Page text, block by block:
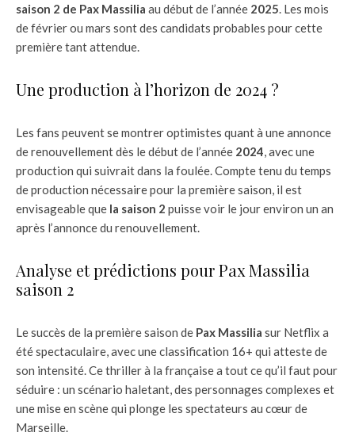
saison 2 de Pax Massilia au début de l’année 2025. Les mois
de février ou mars sont des candidats probables pour cette
première tant attendue.
Une production à l’horizon de 2024 ?
Les fans peuvent se montrer optimistes quant à une annonce
de renouvellement dès le début de l’année 2024, avec une
production qui suivrait dans la foulée. Compte tenu du temps
de production nécessaire pour la première saison, il est
envisageable que la saison 2 puisse voir le jour environ un an
après l’annonce du renouvellement.
Analyse et prédictions pour Pax Massilia
saison 2
Le succès de la première saison de Pax Massilia sur Netflix a
été spectaculaire, avec une classification 16+ qui atteste de
son intensité. Ce thriller à la française a tout ce qu’il faut pour
séduire : un scénario haletant, des personnages complexes et
une mise en scène qui plonge les spectateurs au cœur de
Marseille.